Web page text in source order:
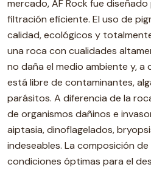
mercado, AF Rock fue
filtración eficiente. El uso de
calidad, ecológicos y
una roca con cualidades
no daña el medio ambiente y, a
está libre de contaminantes,
parásitos. A diferencia de la
de organismos dañinos e
aiptasia, dinoflagelados,
indeseables. La composición
condiciones óptimas para el